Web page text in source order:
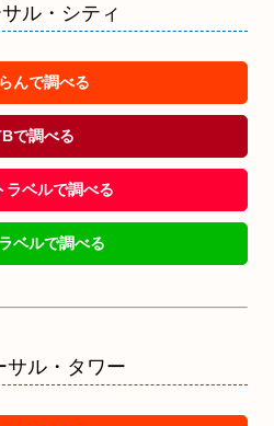
ル・シティ
んで調べる
で調べる
ラベルで調べる
ベルで調べる
サル・タワー